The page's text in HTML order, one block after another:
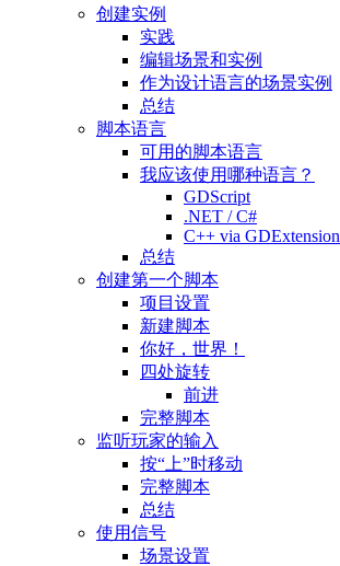
创建实例
实践
编辑场景和实例
作为设计语言的场景实例
总结
脚本语言
可用的脚本语言
我应该使用哪种语言？
GDScript
.NET / C#
C++ via GDExtension
总结
创建第一个脚本
项目设置
新建脚本
你好，世界！
四处旋转
前进
完整脚本
监听玩家的输入
按“上”时移动
完整脚本
总结
使用信号
场景设置